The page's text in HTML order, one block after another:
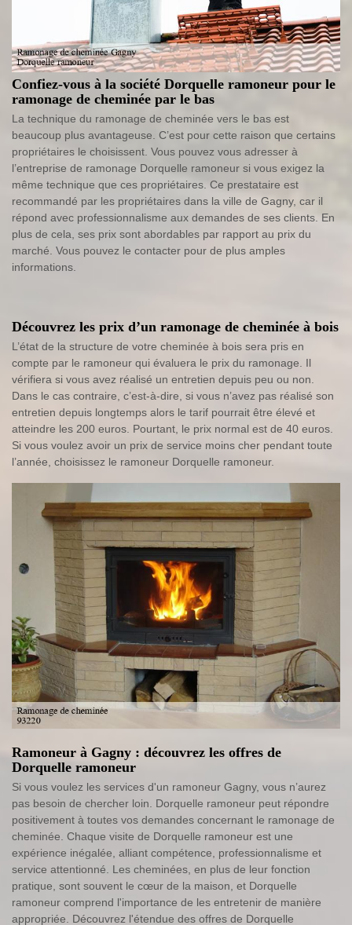
Confiez-vous à la société Dorquelle ramoneur pour le
ramonage de cheminée par le bas
La technique du ramonage de cheminée vers le bas est
beaucoup plus avantageuse. C’est pour cette raison que certains
propriétaires le choisissent. Vous pouvez vous adresser à
l’entreprise de ramonage Dorquelle ramoneur si vous exigez la
même technique que ces propriétaires. Ce prestataire est
recommandé par les propriétaires dans la ville de Gagny, car il
répond avec professionnalisme aux demandes de ses clients. En
plus de cela, ses prix sont abordables par rapport au prix du
marché. Vous pouvez le contacter pour de plus amples
informations.
Découvrez les prix d’un ramonage de cheminée à bois
L’état de la structure de votre cheminée à bois sera pris en
compte par le ramoneur qui évaluera le prix du ramonage. Il
vérifiera si vous avez réalisé un entretien depuis peu ou non.
Dans le cas contraire, c’est-à-dire, si vous n’avez pas réalisé son
entretien depuis longtemps alors le tarif pourrait être élevé et
atteindre les 200 euros. Pourtant, le prix normal est de 40 euros.
Si vous voulez avoir un prix de service moins cher pendant toute
l’année, choisissez le ramoneur Dorquelle ramoneur.
Ramoneur à Gagny : découvrez les offres de
Dorquelle ramoneur
Si vous voulez les services d'un ramoneur Gagny, vous n’aurez
pas besoin de chercher loin. Dorquelle ramoneur peut répondre
positivement à toutes vos demandes concernant le ramonage de
cheminée. Chaque visite de Dorquelle ramoneur est une
expérience inégalée, alliant compétence, professionnalisme et
service attentionné. Les cheminées, en plus de leur fonction
pratique, sont souvent le cœur de la maison, et Dorquelle
ramoneur comprend l'importance de les entretenir de manière
appropriée. Découvrez l'étendue des offres de Dorquelle